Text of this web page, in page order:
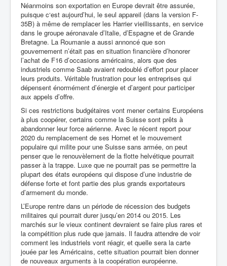
Néanmoins son exportation en Europe devrait être assurée,
puisque c‘est aujourd’hui, le seul appareil (dans la version F-
35B) à même de remplacer les Harrier vieillissants, en service
dans le groupe aéronavale d’Italie, d’Espagne et de Grande
Bretagne. La Roumanie a aussi annoncé que son
gouvernement n’était pas en situation financière d’honorer
l’achat de F16 d’occasions américains, alors que des
industriels comme Saab avaient redoublé d’effort pour placer
leurs produits. Véritable frustration pour les entreprises qui
dépensent énormément d’énergie et d’argent pour participer
aux appels d’offre.
Si ces restrictions budgétaires vont mener certains Européens
à plus coopérer, certains comme la Suisse sont prêts à
abandonner leur force aérienne. Avec le récent report pour
2020 du remplacement de ses Hornet et le mouvement
populaire qui milite pour une Suisse sans armée, on peut
penser que le renouvèlement de la flotte helvétique pourrait
passer à la trappe. Luxe que ne pourrait pas se permettre la
plupart des états européens qui dispose d’une industrie de
défense forte et font partie des plus grands exportateurs
d’armement du monde.
L’Europe rentre dans un période de récession des budgets
militaires qui pourrait durer jusqu’en 2014 ou 2015. Les
marchés sur le vieux continent devraient se faire plus rares et
la compétition plus rude que jamais. Il faudra attendre de voir
comment les industriels vont réagir, et quelle sera la carte
jouée par les Américains, cette situation pourrait bien donner
de nouveaux arguments à la coopération européenne.